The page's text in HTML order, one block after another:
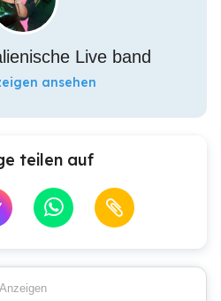
Live band
ansehen
teilen auf
Anzeigen